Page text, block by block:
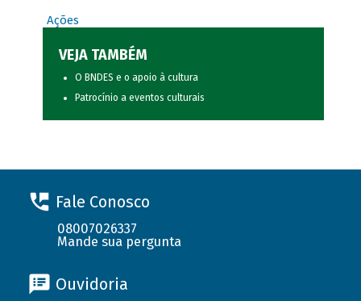
Ações
VEJA TAMBÉM
O BNDES e o apoio à cultura
Patrocínio a eventos culturais
Fale Conosco
08007026337
Mande sua pergunta
Ouvidoria